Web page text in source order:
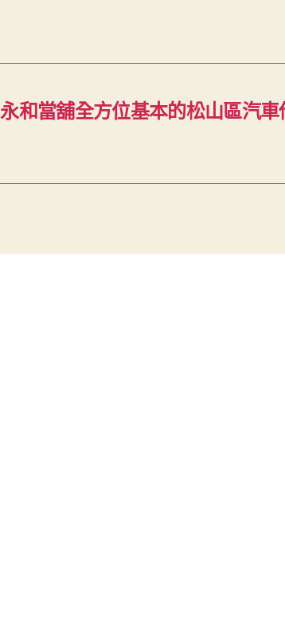
永和當舖全方位基本的松山區汽